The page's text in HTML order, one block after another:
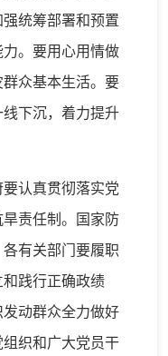
统筹部署和预置
。要用心用情做
众基本生活。要
下沉，着力提升
认真贯彻落实党
责任制。国家防
有关部门要履职
践行正确政绩
动群众全力做好
织和广大党员干